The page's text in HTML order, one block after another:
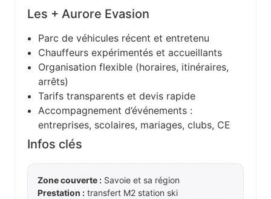
Les + Aurore Evasion
Parc de véhicules récent et entretenu
Chauffeurs expérimentés et accueillants
Organisation flexible (horaires, itinéraires,
arrêts)
Tarifs transparents et devis rapide
Accompagnement d’événements :
entreprises, scolaires, mariages, clubs, CE
Infos clés
Zone couverte : Savoie et sa région
Prestation : transfert M2 station ski